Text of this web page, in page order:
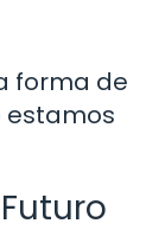
forma de
estamos